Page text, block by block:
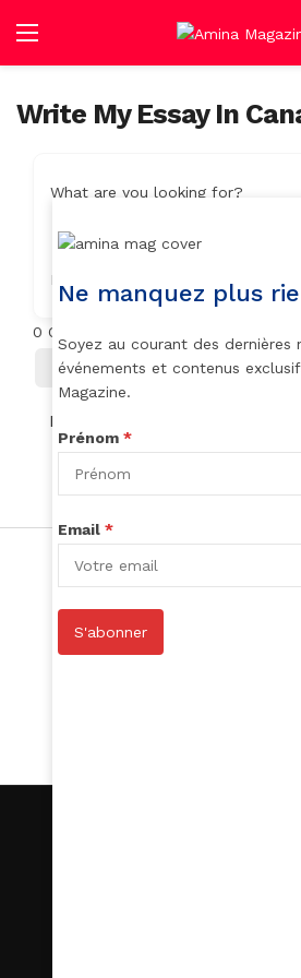
Write My Essay In
What are you looking for?
Location
0 Objets trouvés
Filter Trier
No listings found.
Ne manquez plus
Soyez au courant des dernières
événements et contenus
Magazine.
Prénom *
Email *
S'abonner